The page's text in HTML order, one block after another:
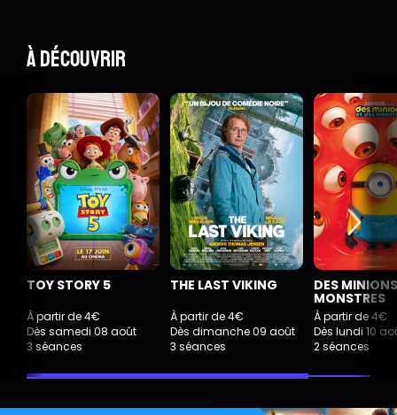
À découvrir
TOY STORY 5
À partir de 4€
Dès samedi 08 août
3 séances
THE LAST VIKING
À partir de 4€
Dès dimanche 09 août
3 séances
DES
MONSTRES
À partir de 4€
Dès lundi 10
2 séances